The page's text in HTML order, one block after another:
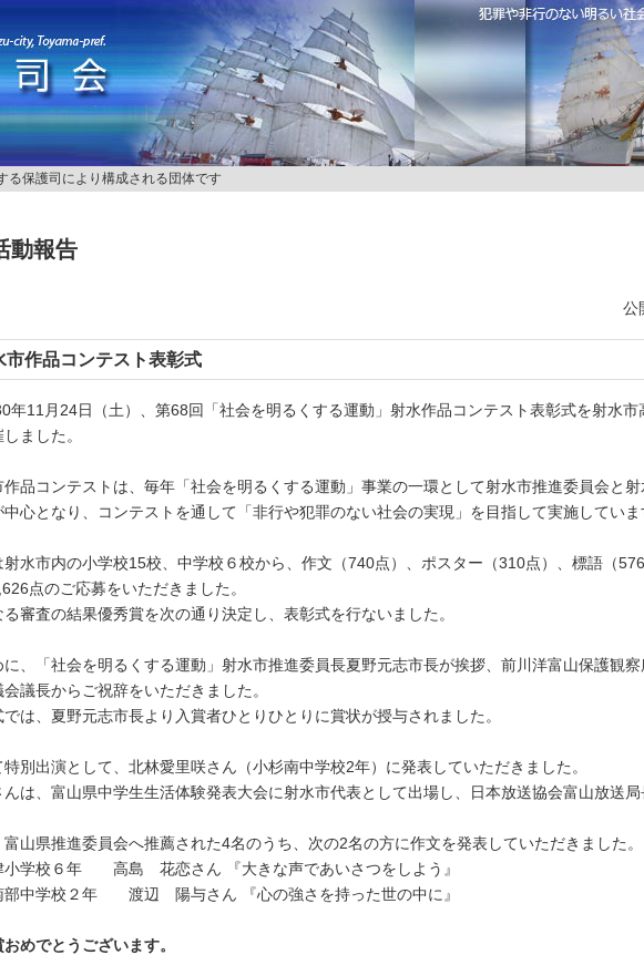
る保護司により構成される団体です
動報告
公
市作品コンテスト表彰式
年11月24日（土）、第68回「社会を明るくする運動」射水作品コンテスト表彰式を射水市
ました。
作品コンテストは、毎年「社会を明るくする運動」事業の一環として射水市推進委員会と
中心となり、コンテストを通して「非行や犯罪のない社会の実現」を目指して実施していま
射水市内の小学校15校、中学校６校から、作文（740点）、ポスター（310点）、標語（
点のご応募をいただきました。
る審査の結果優秀賞を次の通り決定し、表彰式を行ないました。
に、「社会を明るくする運動」射水市推進委員長夏野元志市長が挨拶、前川洋富山保護観
議長からご祝辞をいただきました。
では、夏野元志市長より入賞者ひとりひとりに賞状が授与されました。
特別出演として、北林愛里咲さん（小杉南中学校2年）に発表していただきました。
んは、富山県中学生生活体験発表大会に射水市代表として出場し、日本放送協会富山放送局
富山県推進委員会へ推薦された4名のうち、次の2名の方に作文を発表していただきました。
小学校６年 高島 花恋さん 『大きな声であいさつをしよう』
部中学校２年 渡辺 陽与さん 『心の強さを持った世の中に』
めでとうございます。